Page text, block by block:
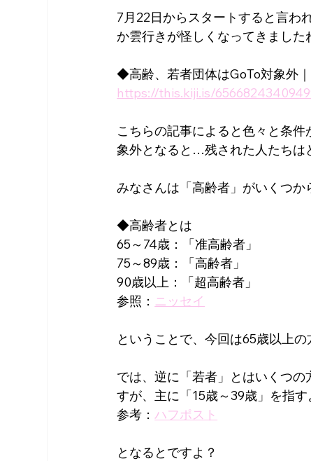
7月22日からスタートすると言わ
か雲行きが怪しくなってきました
◆高齢、若者団体はGoTo対象外
https://this.kiji.is/
こちらの記事によると色々と条
象外となると…残された人たちは
みなさんは「高齢者」がいくつか
◆高齢者とは
65～74歳：「准高齢者」
75～89歳：「高齢者」
90歳以上：「超高齢者」
参照： ニッセイ
ということで、今回は65歳以上
では、逆に「若者」とはいくつ
すが、主に「15歳～39歳」を指す
参考：ハフポスト
となるとですよ？